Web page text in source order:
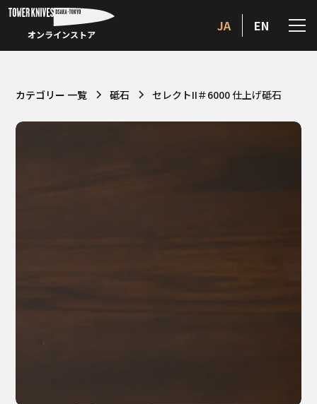
オンラインストア
JA EN
カテゴリー 一覧 砥石 セレクトII＃6000 仕上げ砥石